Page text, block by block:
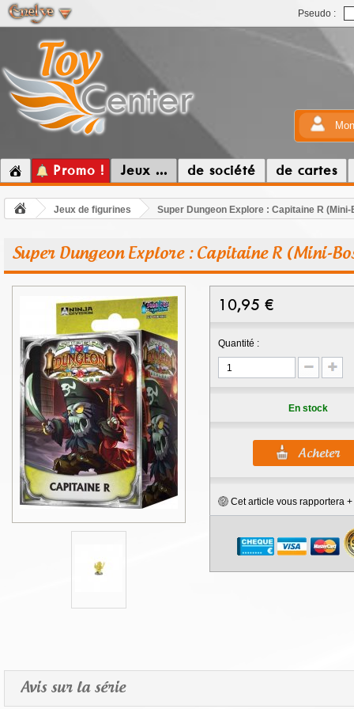
Pseudo :
Promo ! Jeux ... de société de cartes
Jeux de figurines Super Dungeon Explore : Capitaine R
Super Dungeon Explore : Capitaine R (Mini-
10,95 €
Quantité :
En stock
Cet article vous rapportera +
Avis sur la série